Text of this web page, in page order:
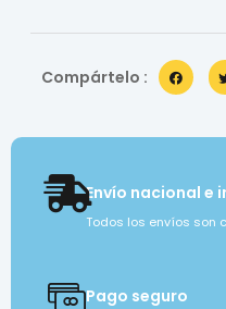
Compártelo :
Envío nacional e
Todos los envíos son
Pago seguro